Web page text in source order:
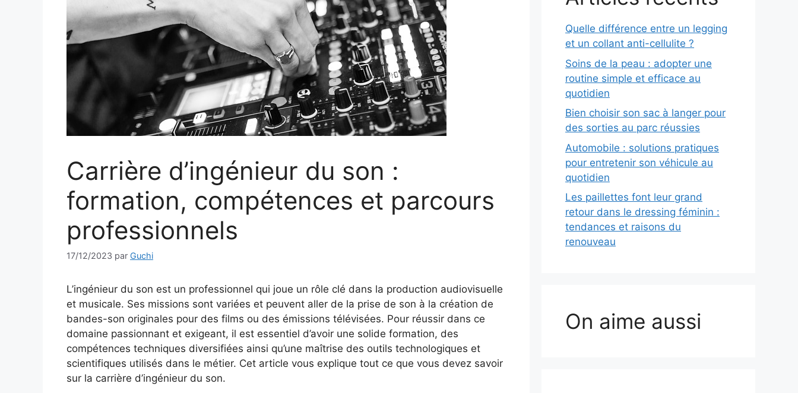
Carrière d’ingénieur du son :
formation, compétences et parcours
professionnels
17/12/2023 par Guchi
L’ingénieur du son est un professionnel qui joue un rôle clé dans la production audiovisuelle
et musicale. Ses missions sont variées et peuvent aller de la prise de son à la création de
bandes-son originales pour des films ou des émissions télévisées. Pour réussir dans ce
domaine passionnant et exigeant, il est essentiel d’avoir une solide formation, des
compétences techniques diversifiées ainsi qu’une maîtrise des outils technologiques et
scientifiques utilisés dans le métier. Cet article vous explique tout ce que vous devez savoir
sur la carrière d’ingénieur du son.
Quelle différence entre un legging
et un collant anti-cellulite ?
Soins de la peau : adopter une
routine simple et efficace au
quotidien
Bien choisir son sac à langer pour
des sorties au parc réussies
Automobile : solutions pratiques
pour entretenir son véhicule au
quotidien
Les paillettes font leur grand
retour dans le dressing féminin :
tendances et raisons du
renouveau
On aime aussi